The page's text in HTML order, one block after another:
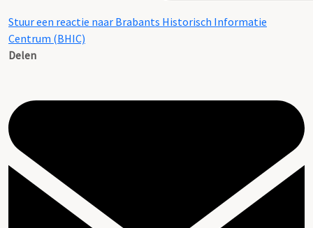
Stuur een reactie naar Brabants Historisch Informatie
Centrum (BHIC)
Delen